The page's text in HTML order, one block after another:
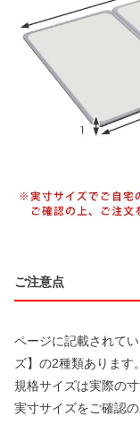
ご注意点
ページに記載されて
ズ】の2種類あります。
規格サイズは実際の
実寸サイズをご確認